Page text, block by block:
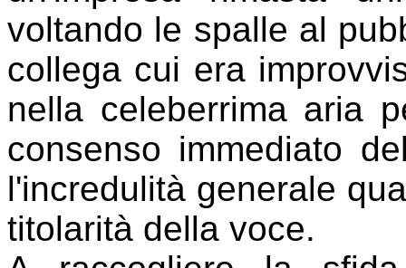
voltando le spalle al
collega cui era
nella celeberrima aria
consenso immediato
l'incredulità generale
titolarità della voce.